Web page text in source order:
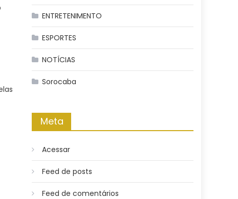
ENTRETENIMENTO
ESPORTES
NOTÍCIAS
Sorocaba
Meta
Acessar
Feed de posts
Feed de comentários